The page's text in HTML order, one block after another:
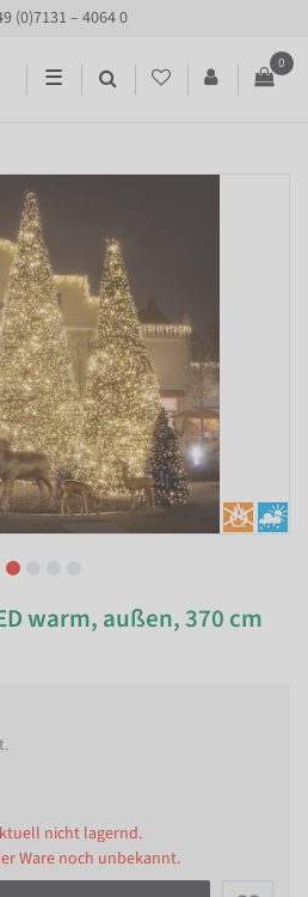
(0)7131 – 4064 0
☰
0
warm, außen, 370 cm
nicht lagernd.
Ware noch unbekannt.